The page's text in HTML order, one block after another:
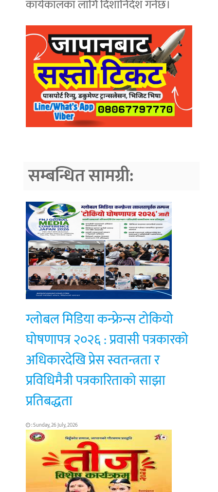
कार्यकालका लागि दिशानिर्देश गर्नेछ।
सम्बन्धित सामग्री:
ग्लोबल मिडिया कन्फ्रेन्स टोकियो
घोषणापत्र २०२६ : प्रवासी पत्रकारको
अधिकारदेखि प्रेस स्वतन्त्रता र
प्रविधिमैत्री पत्रकारिताको साझा
प्रतिबद्धता
: Sunday, 26 July, 2026